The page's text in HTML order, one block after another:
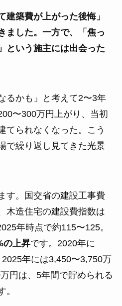
建築費が上がった後悔」
ました。一方で、「焦っ
という施主には出会った
るかも」と考えて2〜3年
〜300万円上がり、当初
てられなくなった。こう
で繰り返し見てきた光景
す。国交省の建設工事費
木造住宅の建設費指数は
年時点で約115〜125。
の上昇です。2020年に
年には3,450〜3,750万
円は、5年間で貯められる
。